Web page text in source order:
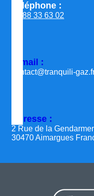
Téléphone :
06 88 33 63 02
E-mail :
contact@tranquili-
Adresse :
2 Rue de la
30470 Aimargues